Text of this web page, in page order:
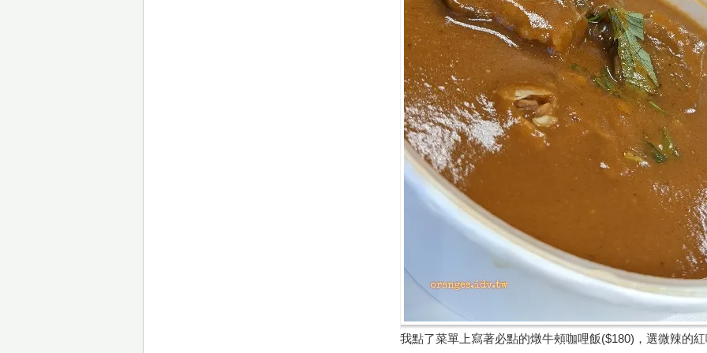
我點了菜單上寫著必點的燉牛頰咖哩飯($180)，選微辣的